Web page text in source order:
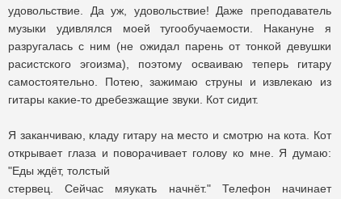
удовольствие. Да уж, удовольствие! Даже преподаватель
музыки удивлялся моей тугообучаемости. Накануне я
разругалась с ним (не ожидал парень от тонкой девушки
расистского эгоизма), поэтому осваиваю теперь гитару
самостоятельно. Потею, зажимаю струны и извлекаю из
гитары какие-то дребезжащие звуки. Кот сидит.
Я заканчиваю, кладу гитару на место и смотрю на кота. Кот
открывает глаза и поворачивает голову ко мне. Я думаю:
"Еды ждёт, толстый
стервец. Сейчас мяукать начнёт." Телефон начинает